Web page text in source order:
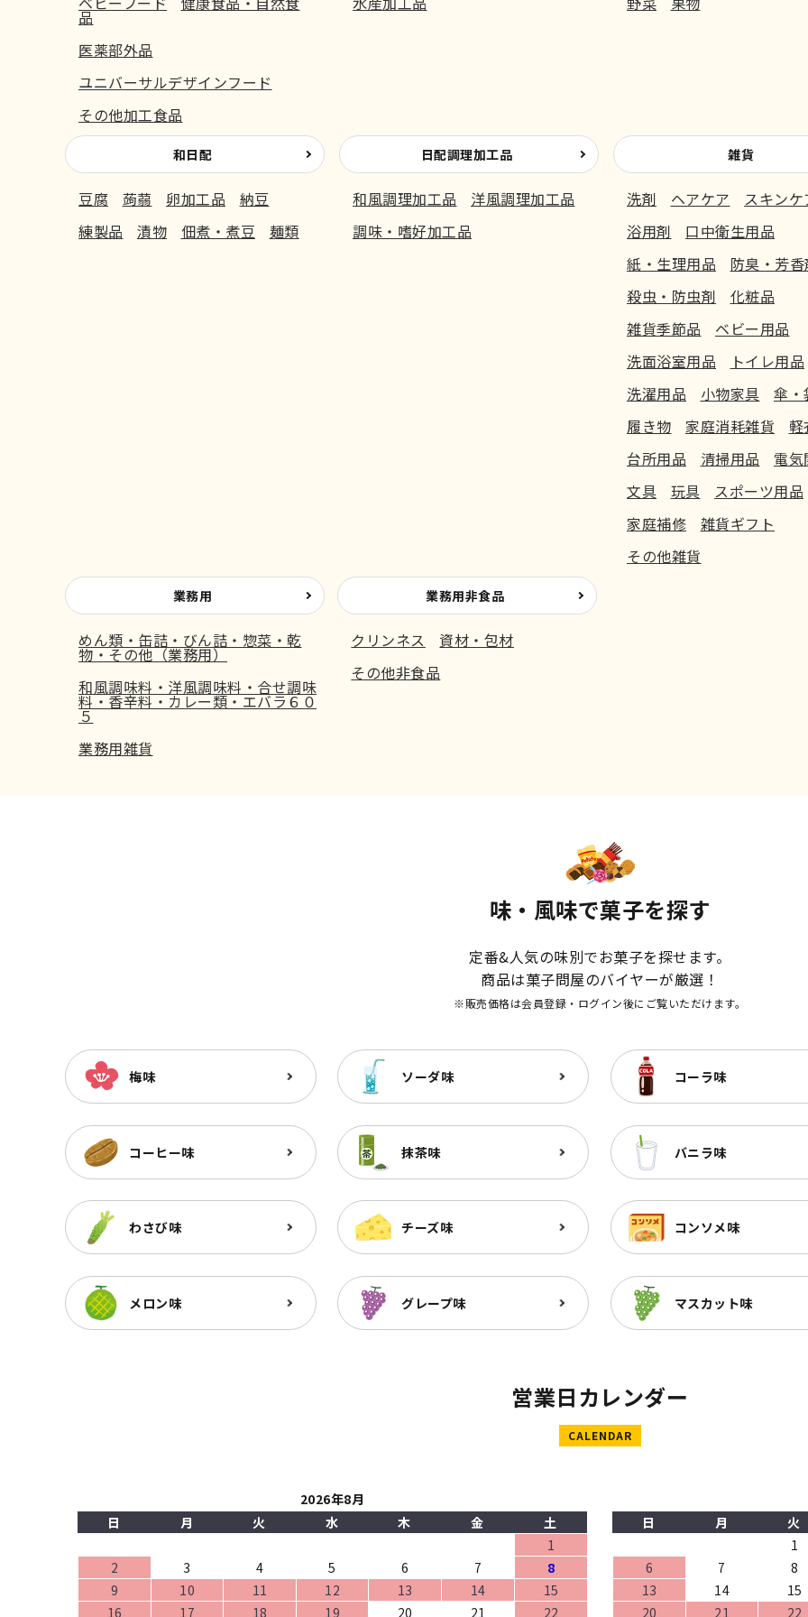
品
医薬部外品
ユニバーサルデザインフード
その他加工食品
和日配
豆腐 蒟蒻 卵加工品
納豆
練製品
漬物 佃煮・煮豆 麺類
日配調理加工品
和風調理加工品
洋風調理加工品
調味・嗜好加工品
雑貨
洗剤 ヘアケア
スキンケ
浴用剤
口中衛生用品
紙・生理用品
防臭・芳
殺虫・防虫剤
化粧品
雑貨季節品
ベビー用品
洗面浴室用品
トイレ用品
洗濯用品
小物家具
傘・
履き物
家庭消耗雑貨
台所用品
清掃用品
電
文具
玩具
スポーツ用品
家庭補修
雑貨ギフト
その他雑貨
業務用
めん類・缶詰・びん詰・惣菜・乾
物・その他（業務用）
和風調味料・洋風調味料・合せ調味
料・香辛料・カレー類・エバラ６０
５
業務用雑貨
業務用非食品
クリンネス
資材・包材
その他非食品
味・風味で菓子を探す
定番&人気の味別でお菓子を探せます。
商品は菓子問屋のバイヤーが厳選！
※販売価格は会員登録・ログイン後にご覧いただけます。
梅味 ソーダ味 コーラ味
コーヒー味 抹茶味 バニラ味
わさび味 チーズ味 コンソメ味
メロン味 グレープ味 マスカット味
営業日カレンダー
CALENDAR
2026年8月
日
月 火 水 木 金
土
1
2
3 4 5 6 7
8
9
10 11 12 13 14
15
16
17 18 19 20 21 22
日 月
火
1
6
7
8
13
14
15
20
21 22